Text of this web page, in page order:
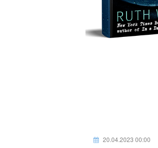
20.04.2023 00:00